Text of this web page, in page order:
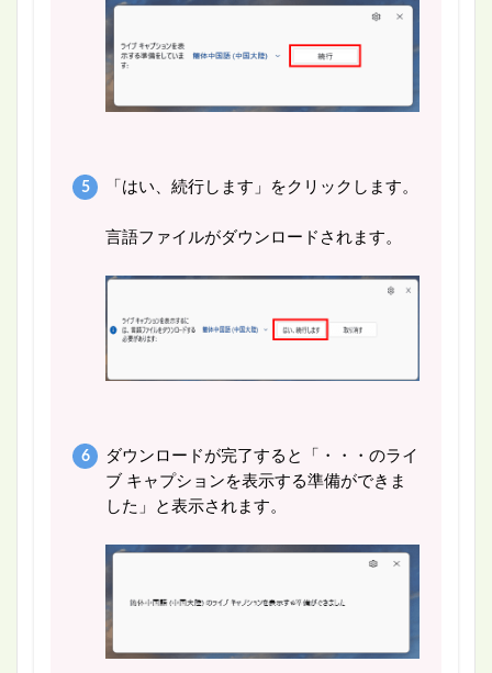
「はい、続行します」をクリックします。
言語ファイルがダウンロードされます。
ダウンロードが完了すると「・・・のライ
ブ キャプションを表示する準備ができま
した」と表示されます。